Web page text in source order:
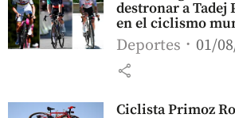
destronar a Tadej
en el ciclismo
Deportes 01/
share
Ciclista Primoz